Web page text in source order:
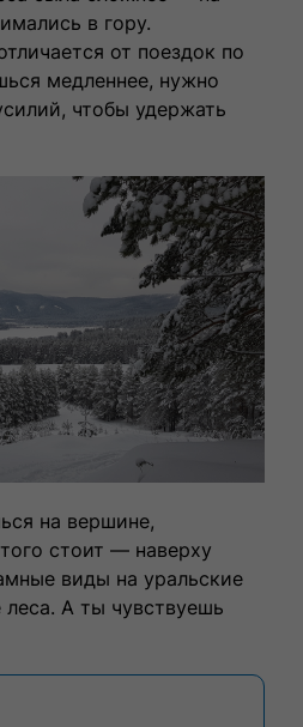
в гору.
от поездок по
медленнее, нужно
чтобы удержать
на вершине,
стоит — наверху
виды на уральские
А ты чувствуешь